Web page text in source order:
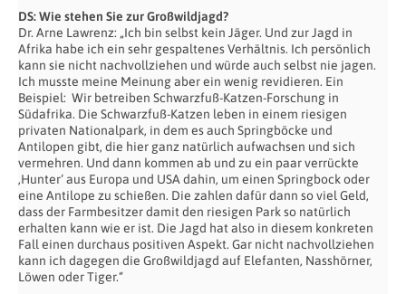
DS: Wie stehen Sie zur Großwildjagd?
Dr. Arne Lawrenz: „Ich bin selbst kein Jäger. Und zur Jagd in
Afrika habe ich ein sehr gespaltenes Verhältnis. Ich persönlich
kann sie nicht nachvollziehen und würde auch selbst nie jagen.
Ich musste meine Meinung aber ein wenig revidieren. Ein
Beispiel: Wir betreiben Schwarzfuß-Katzen-Forschung in
Südafrika. Die Schwarzfuß-Katzen leben in einem riesigen
privaten Nationalpark, in dem es auch Springböcke und
Antilopen gibt, die hier ganz natürlich aufwachsen und sich
vermehren. Und dann kommen ab und zu ein paar verrückte
‚Hunter‘ aus Europa und USA dahin, um einen Springbock oder
eine Antilope zu schießen. Die zahlen dafür dann so viel Geld,
dass der Farmbesitzer damit den riesigen Park so natürlich
erhalten kann wie er ist. Die Jagd hat also in diesem konkreten
Fall einen durchaus positiven Aspekt. Gar nicht nachvollziehen
kann ich dagegen die Großwildjagd auf Elefanten, Nasshörner,
Löwen oder Tiger.“